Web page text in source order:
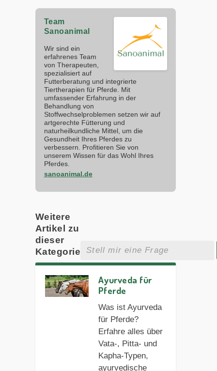
Team
Sanoanimal
Wir sind ein
erfahrenes Team
von Therapeuten,
spezialisiert auf
Futterberatung und integrierte
Tiertherapien für Pferde. Mit
umfassender Erfahrung in der
Behandlung von
Stoffwechselproblemen setzen wir auf
artgerechte Fütterung und
naturheilkundliche Mittel, um die
Gesundheit Ihres Pferdes zu
verbessern. Profitieren Sie von
unserem Wissen für das Wohl Ihres
Pferdes.
sanoanimal.de
Weitere
Artikel zu
dieser
Kategorie
Ayurveda für
Pferde
Was ist Ayurveda
für Pferde?
Erfahre alles über
Vata-, Pitta- und
Kapha-Typen,
ayurvedische